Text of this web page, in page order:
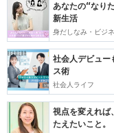
あなたの“なり
新生活
身だしなみ・ビジ
社会人デビュ
ス術
社会人ライフ
視点を変えれ
たえたいこと。